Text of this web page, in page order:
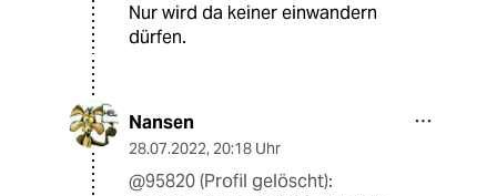
Nur wird da keiner einwandern
dürfen.
Nansen
28.07.2022, 20:18 Uhr
@95820 (Profil gelöscht):